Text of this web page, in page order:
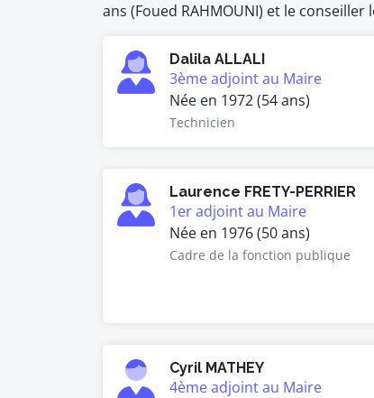
ans (Foued RAHMOUNI) et le conseiller
Dalila ALLALI
3ème adjoint au Maire
Née en 1972 (54 ans)
Technicien
Laurence FRETY-PERRIER
1er adjoint au Maire
Née en 1976 (50 ans)
Cadre de la fonction publique
Cyril MATHEY
4ème adjoint au Maire